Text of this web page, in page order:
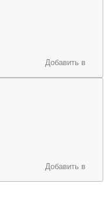
Добавить в
Добавить в